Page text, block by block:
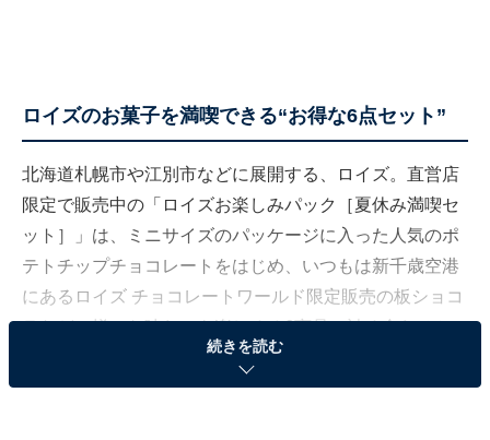
ロイズのお菓子を満喫できる“お得な6点セット”
北海道札幌市や江別市などに展開する、ロイズ。直営店
限定で販売中の「ロイズお楽しみパック［夏休み満喫セ
ット］」は、ミニサイズのパッケージに入った人気のポ
テトチップチョコレートをはじめ、いつもは新千歳空港
にあるロイズ チョコレートワールド限定販売の板ショコ
ラなど、様々な味わいを楽しめる6商品の詰め合わせと
なっています。通常価格より389円（税込）もお得に購
入できるのも嬉しいポイントです。
続きを読む